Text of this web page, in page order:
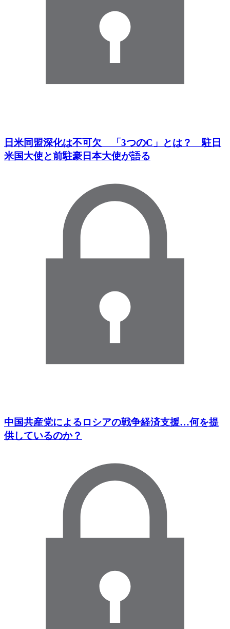
日米同盟深化は不可欠 「3つのC」とは？ 駐日
米国大使と前駐豪日本大使が語る
中国共産党によるロシアの戦争経済支援…何を提
供しているのか？